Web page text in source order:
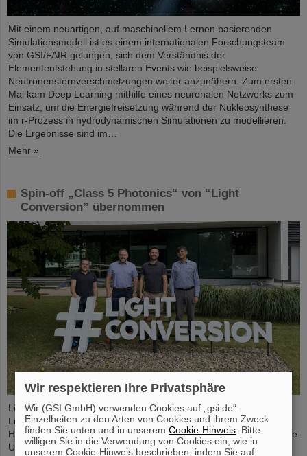
Mit einem neuartigen, auf maschinellem Lernen basierenden
Simulationsmodell ist es einem internationalen Forschungsteam
von GSI/FAIR gelungen, sich dem Verständnis der
Elemententstehung in stellaren Events wie beispielsweise
Neutronensternverschmelzungen weiter anzunähern. Zum ersten
Mal kam Deep Learning mithilfe eines neuronalen Netzwerks zum
Einsatz, um die Energiefreisetzung während der Nukleosynthese
im r-Prozess in hydrodynamischen Simulationen zu modellieren.
Die Ergebnisse sind im…
Mehr »
Spin-off „Class 5 Photonics“ von “Light
Conversion” übernommen
Light Conversion, ein Laserunternehmen mit Sitz in Vilnius,
Litauen, hat Class 5 Photonics, ein Spin-off von DESY und GSI
Helmholtzzentrum für Schwerionenforschung, übernommen. Beide
Unternehmen sind Entwickler und Hersteller von ultraschnellen
Wir respektieren Ihre Privatsphäre
Wir (GSI GmbH) verwenden Cookies auf „gsi.de“.
Einzelheiten zu den Arten von Cookies und ihrem Zweck
finden Sie unten und in unseremCookie-Hinweis . Bitte
willigen Sie in die Verwendung von Cookies ein, wie in
unserem Cookie-Hinweis beschrieben, indem Sie auf